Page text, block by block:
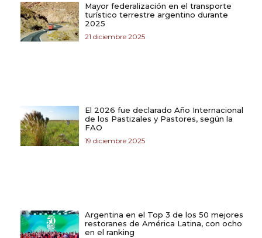
Mayor federalización en el transporte
turístico terrestre argentino durante
2025
21 diciembre 2025
El 2026 fue declarado Año Internacional
de los Pastizales y Pastores, según la
FAO
19 diciembre 2025
Argentina en el Top 3 de los 50 mejores
restoranes de América Latina, con ocho
en el ranking